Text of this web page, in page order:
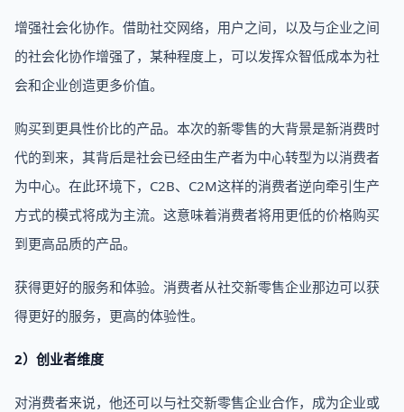
增强社会化协作。借助社交网络，用户之间，以及与企业之间
的社会化协作增强了，某种程度上，可以发挥众智低成本为社
会和企业创造更多价值。
购买到更具性价比的产品。本次的新零售的大背景是新消费时
代的到来，其背后是社会已经由生产者为中心转型为以消费者
为中心。在此环境下，C2B、C2M这样的消费者逆向牵引生产
方式的模式将成为主流。这意味着消费者将用更低的价格购买
到更高品质的产品。
获得更好的服务和体验。消费者从社交新零售企业那边可以获
得更好的服务，更高的体验性。
2）创业者维度
对消费者来说，他还可以与社交新零售企业合作，成为企业或